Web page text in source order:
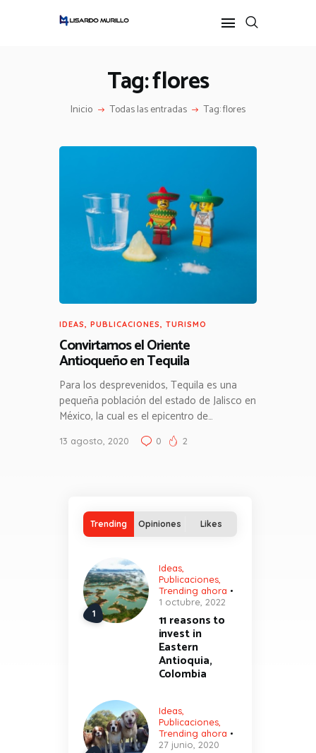
Tag: flores
Inicio Todas las entradas Tag: flores
PERFIL
IDEAS, PUBLICACIONES, TURISMO
Convirtamos el Oriente
Antioqueño en Tequila
Para los desprevenidos, Tequila es una
pequeña población del estado de Jalisco en
México, la cual es el epicentro de…
13 agosto, 2020 0 2
Trending Opiniones Likes
Ideas,
Publicaciones,
Trending ahora
1 octubre, 2022
11 reasons to
invest in
Eastern
Antioquia,
Colombia
Ideas,
Publicaciones,
Trending ahora
27 junio, 2020